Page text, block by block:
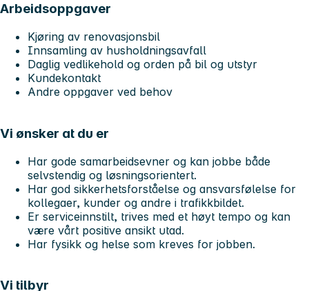
Arbeidsoppgaver
Kjøring av renovasjonsbil
Innsamling av husholdningsavfall
Daglig vedlikehold og orden på bil og utstyr
Kundekontakt
Andre oppgaver ved behov
Vi ønsker at du er
Har gode samarbeidsevner og kan jobbe både
selvstendig og løsningsorientert.
Har god sikkerhetsforståelse og ansvarsfølelse for
kollegaer, kunder og andre i trafikkbildet.
Er serviceinnstilt, trives med et høyt tempo og kan
være vårt positive ansikt utad.
Har fysikk og helse som kreves for jobben.
Vi tilbyr